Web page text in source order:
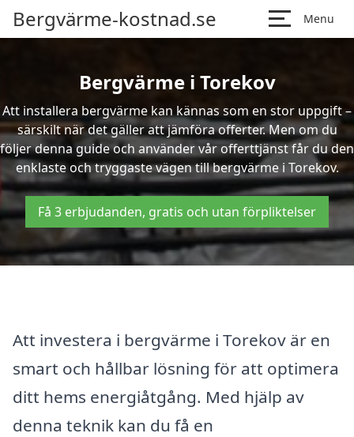
Bergvärme-kostnad.se Menu
Bergvärme i Torekov
Att installera bergvärme kan kännas som en stor uppgift –
särskilt när det gäller att jämföra offerter. Men om du
följer denna guide och använder vår offerttjänst får du den
enklaste och tryggaste vägen till bergvärme i Torekov.
Få 3 erbjudanden, gratis och utan förpliktelser
Att investera i bergvärme i Torekov är en
smart och hållbar lösning för att optimera
ditt hems energiåtgång. Med hjälp av
denna teknik kan du få en